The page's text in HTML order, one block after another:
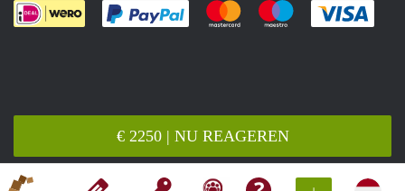
€ 2250 | NU REAGEREN
Je rekent gemakkelijk af met Paypal
Je rekent gemakkelijk af met
Je rekent